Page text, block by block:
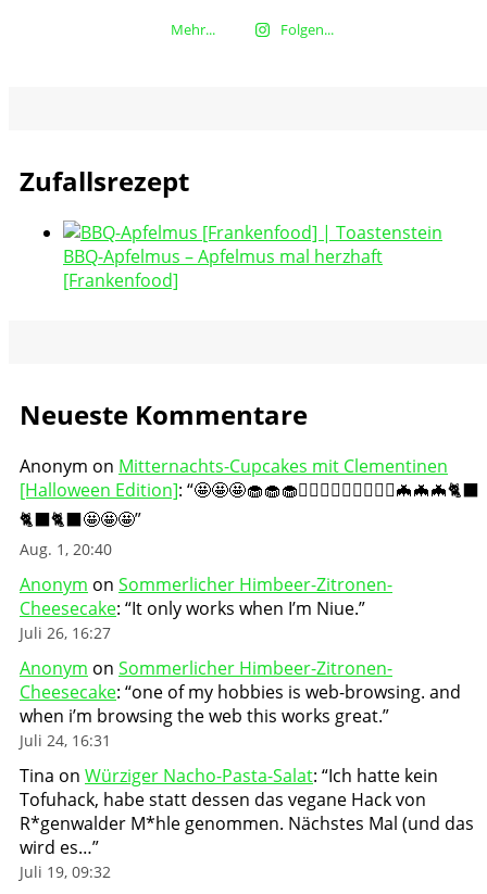
Mehr... Folgen...
Zufallsrezept
BBQ-Apfelmus – Apfelmus mal herzhaft
[Frankenfood]
Neueste Kommentare
Anonym on Mitternachts-Cupcakes mit Clementinen
[Halloween Edition]: “🤩🤩🤩🧁🧁🧁🧛🏻‍♀️🧛🏻‍♀️🧛🏻‍♀️🦇🦇🦇🐈‍⬛
🐈‍⬛🐈‍⬛🤩🤩🤩”
Aug. 1, 20:40
Anonym on Sommerlicher Himbeer-Zitronen-
Cheesecake: “It only works when I’m Niue.”
Juli 26, 16:27
Anonym on Sommerlicher Himbeer-Zitronen-
Cheesecake: “one of my hobbies is web-browsing. and
when i’m browsing the web this works great.”
Juli 24, 16:31
Tina on Würziger Nacho-Pasta-Salat: “Ich hatte kein
Tofuhack, habe statt dessen das vegane Hack von
R*genwalder M*hle genommen. Nächstes Mal (und das
wird es…”
Juli 19, 09:32